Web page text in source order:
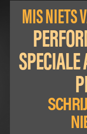
MIS NIETS